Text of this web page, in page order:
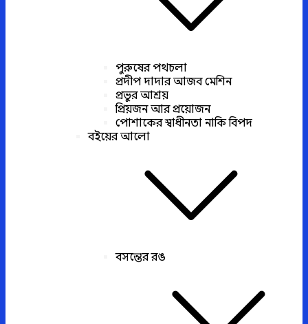
পুরুষের পথচলা
প্রদীপ দাদার আজব মেশিন
প্রভুর আশ্রয়
প্রিয়জন আর প্রয়োজন
পোশাকের স্বাধীনতা নাকি বিপদ
বইয়ের আলো
বসন্তের রঙ